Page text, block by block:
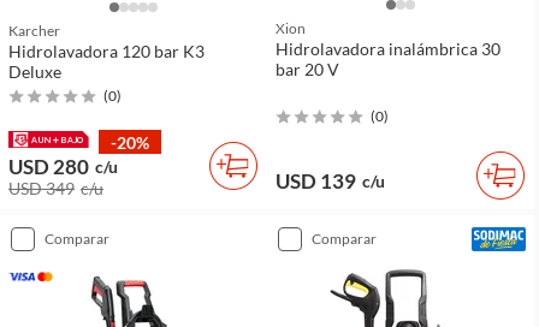
Karcher
Hidrolavadora 120 bar K3
Deluxe
(0)
-20%
USD 280 c/u
USD 349 c/u
Xion
Hidrolavadora inalámbrica 30
bar 20 V
(0)
USD 139 c/u
comparar comparar